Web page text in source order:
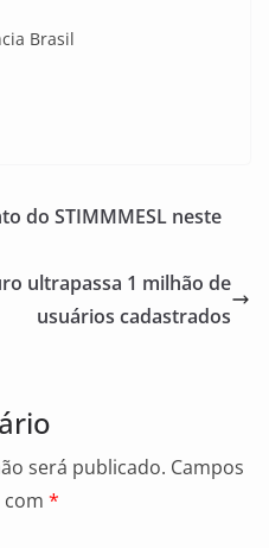
Brasil
do STIMMMESL neste
ultrapassa 1 milhão de
usuários cadastrados
será publicado. Campos
*